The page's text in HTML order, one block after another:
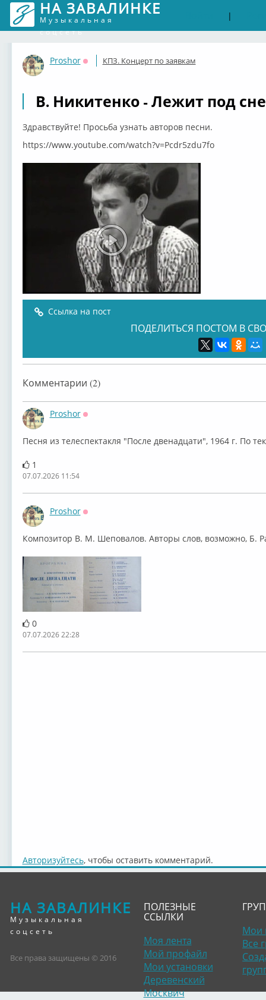
НА ЗАВАЛИНКЕ
Музыкальная
соцсеть
|
Proshor
Оффлайн
КПЗ. Концерт по заявкам
В. Никитенко - Лежит под
Здравствуйте! Просьба узнать авторов песни.
https://www.youtube.com/watch?v=Pcdr5zdu7fo
Ссылка на пост
ПОДЕЛИТЬСЯ ПОСТОМ В
Комментарии (2)
Proshor
Песня из телеспектакля "После двенадцати", 1964 г. По
1
07.07.2026 11:54
Proshor
⁣Композитор В. М. Шеповалов. Авторы слов, возможно, Б.
0
07.07.2026 22:28
Авторизуйтесь, чтобы оставить комментарий.
НА ЗАВАЛИНКЕ
Музыкальная
соцсеть
Все права защищены © 2016
ПОЛЕЗНЫЕ
ССЫЛКИ
Моя лента
Мой профайл
Мои установки
Деревенский
Москвич
Мои
Все